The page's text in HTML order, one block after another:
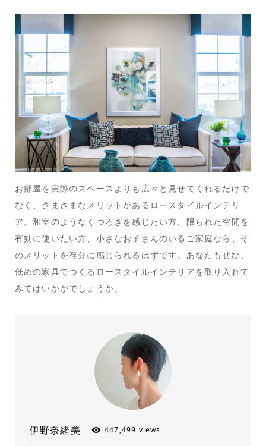
お部屋を実際のスペースよりも広々と見せてくれるだけで
なく、さまざまなメリットがあるロースタイルインテリ
ア。和室のようなくつろぎを感じたい方、限られた空間を
有効に使いたい方、小さなお子さんのいるご家庭なら、そ
のメリットを存分に感じられるはずです。あなたもぜひ、
低めの家具でつくるロースタイルインテリアを取り入れて
みてはいかがでしょうか。
伊野奈緒美 447,499 views